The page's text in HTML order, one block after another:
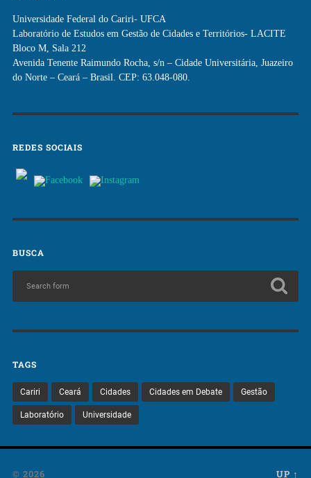
Universidade Federal do Cariri- UFCA
Laboratório de Estudos em Gestão de Cidades e Territórios- LACITE
Bloco M, Sala 212
Avenida Tenente Raimundo Rocha, s/n – Cidade Universitária, Juazeiro
do Norte – Ceará – Brasil. CEP: 63.048-080.
REDES SOCIAIS
BUSCA
TAGS
Cariri Ceará Cidades Cidades em Debate Gestão
Laboratório Universidade
© 2026 UP ↑